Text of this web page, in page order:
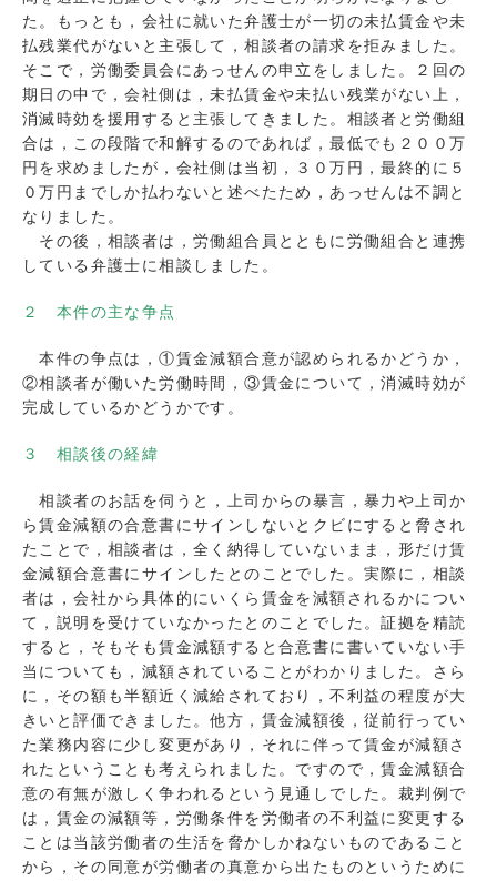
た。もっとも，会社に就いた弁護士が一切の未払賃金や未
払残業代がないと主張して，相談者の請求を拒みました。
そこで，労働委員会にあっせんの申立をしました。２回の
期日の中で，会社側は，未払賃金や未払い残業がない上，
消滅時効を援用すると主張してきました。相談者と労働組
合は，この段階で和解するのであれば，最低でも２００万
円を求めましたが，会社側は当初，３０万円，最終的に５
０万円までしか払わないと述べたため，あっせんは不調と
なりました。
その後，相談者は，労働組合員とともに労働組合と連携
している弁護士に相談しました。
２ 本件の主な争点
本件の争点は，①賃金減額合意が認められるかどうか，
②相談者が働いた労働時間，③賃金について，消滅時効が
完成しているかどうかです。
３ 相談後の経緯
相談者のお話を伺うと，上司からの暴言，暴力や上司か
ら賃金減額の合意書にサインしないとクビにすると脅され
たことで，相談者は，全く納得していないまま，形だけ賃
金減額合意書にサインしたとのことでした。実際に，相談
者は，会社から具体的にいくら賃金を減額されるかについ
て，説明を受けていなかったとのことでした。証拠を精読
すると，そもそも賃金減額すると合意書に書いていない手
当についても，減額されていることがわかりました。さら
に，その額も半額近く減給されており，不利益の程度が大
きいと評価できました。他方，賃金減額後，従前行ってい
た業務内容に少し変更があり，それに伴って賃金が減額さ
れたということも考えられました。ですので，賃金減額合
意の有無が激しく争われるという見通しでした。裁判例で
は，賃金の減額等，労働条件を労働者の不利益に変更する
ことは当該労働者の生活を脅かしかねないものであること
から，その同意が労働者の真意から出たものというために